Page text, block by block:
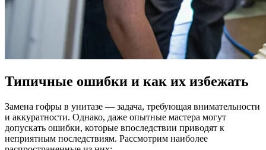
Типичные ошибки и как их избежать
Замена гофры в унитазе — задача, требующая внимательности
и аккуратности. Однако, даже опытные мастера могут
допускать ошибки, которые впоследствии приводят к
неприятным последствиям. Рассмотрим наиболее